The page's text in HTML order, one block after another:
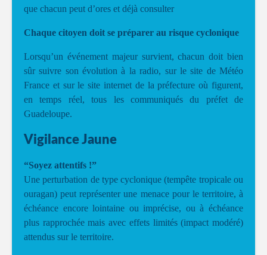
que chacun peut d’ores et déjà consulter
Chaque citoyen doit se préparer au risque cyclonique
Lorsqu’un événement majeur survient, chacun doit bien
sûr suivre son évolution à la radio, sur le site de Météo
France et sur le site internet de la préfecture où figurent,
en temps réel, tous les communiqués du préfet de
Guadeloupe.
Vigilance Jaune
“Soyez attentifs !”
Une perturbation de type cyclonique (tempête tropicale ou
ouragan) peut représenter une menace pour le territoire, à
échéance encore lointaine ou imprécise, ou à échéance
plus rapprochée mais avec effets limités (impact modéré)
attendus sur le territoire.